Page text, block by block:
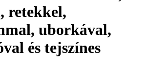
retekkel,
uborkával,
és tejszínes